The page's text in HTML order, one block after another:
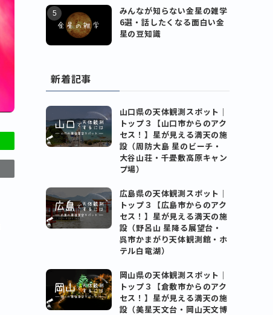
みんなが知らない金星の雑学
6選・話したくなる面白い金
星の豆知識
新着記事
山口県の天体観測スポット｜
トップ３【山口市からのアク
セス！】星が見える満天の施
設（周防大島 星のビーチ・
大谷山荘・千畳敷高原キャン
プ場）
広島県の天体観測スポット｜
トップ３【広島市からのアク
セス！】星が見える満天の施
設（野呂山 星降る展望台・
呉市かまがり天体観測館・ホ
テル白竜湖）
岡山県の天体観測スポット｜
トップ３【倉敷市からのアク
セス！】星が見える満天の施
設（美星天文台・岡山天文博